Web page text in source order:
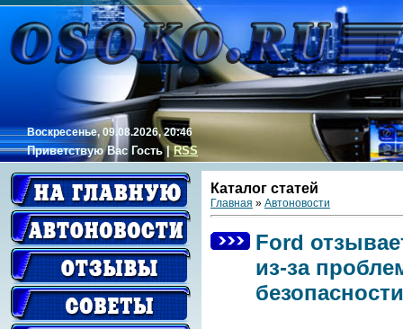
Воскресенье, 09.08.2026, 20:46
Приветствую Вас Гость|RSS
Каталог статей
Главная » Автоновости
Ford
из-за
безопасности